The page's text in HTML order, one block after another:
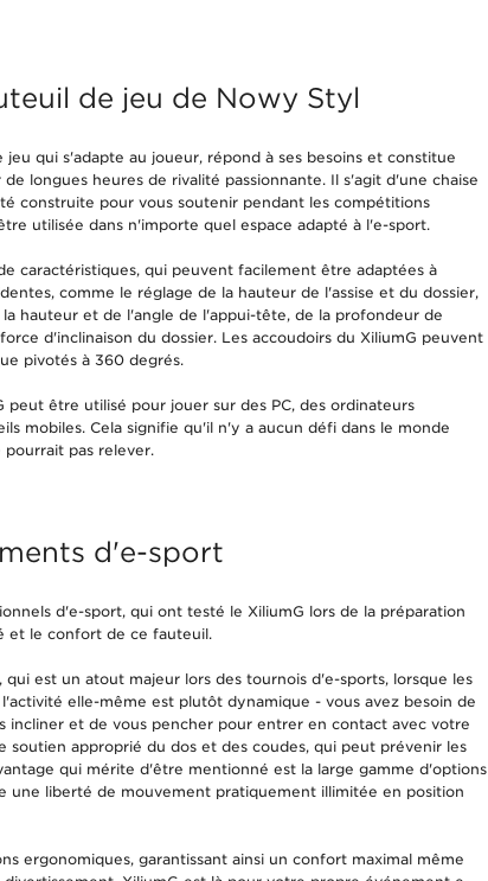
de jeu de Nowy Styl
qui s'adapte au joueur, répond à ses besoins et constitue
longues heures de rivalité passionnante. Il s'agit d'une chaise
construite pour vous soutenir pendant les compétitions
utilisée dans n'importe quel espace adapté à l'e-sport.
caractéristiques, qui peuvent facilement être adaptées à
comme le réglage de la hauteur de l'assise et du dossier,
hauteur et de l'angle de l'appui-tête, de la profondeur de
d'inclinaison du dossier. Les accoudoirs du XiliumG peuvent
pivotés à 360 degrés.
peut être utilisé pour jouer sur des PC, des ordinateurs
mobiles. Cela signifie qu'il n'y a aucun défi dans le monde
pas relever.
d'e-sport
d'e-sport, qui ont testé le XiliumG lors de la préparation
et le confort de ce fauteuil.
est un atout majeur lors des tournois d'e-sports, lorsque les
elle-même est plutôt dynamique - vous avez besoin de
incliner et de vous pencher pour entrer en contact avec votre
soutien approprié du dos et des coudes, qui peut prévenir les
qui mérite d'être mentionné est la large gamme d'options
une liberté de mouvement pratiquement illimitée en position
ergonomiques, garantissant ainsi un confort maximal même